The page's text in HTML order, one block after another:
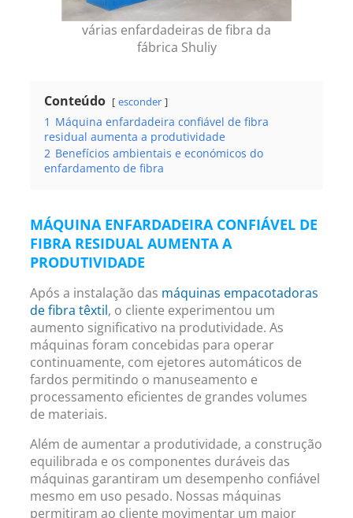
várias enfardadeiras de fibra da
fábrica Shuliy
Conteúdo esconder
1 Máquina enfardadeira confiável de fibra
residual aumenta a produtividade
2 Benefícios ambientais e económicos do
enfardamento de fibra
MÁQUINA ENFARDADEIRA CONFIÁVEL DE
FIBRA RESIDUAL AUMENTA A
PRODUTIVIDADE
Após a instalação das máquinas empacotadoras
de fibra têxtil, o cliente experimentou um
aumento significativo na produtividade. As
máquinas foram concebidas para operar
continuamente, com ejetores automáticos de
fardos permitindo o manuseamento e
processamento eficientes de grandes volumes
de materiais.
Além de aumentar a produtividade, a construção
equilibrada e os componentes duráveis ​​das
máquinas garantiram um desempenho confiável
mesmo em uso pesado. Nossas máquinas
permitiram ao cliente movimentar um maior